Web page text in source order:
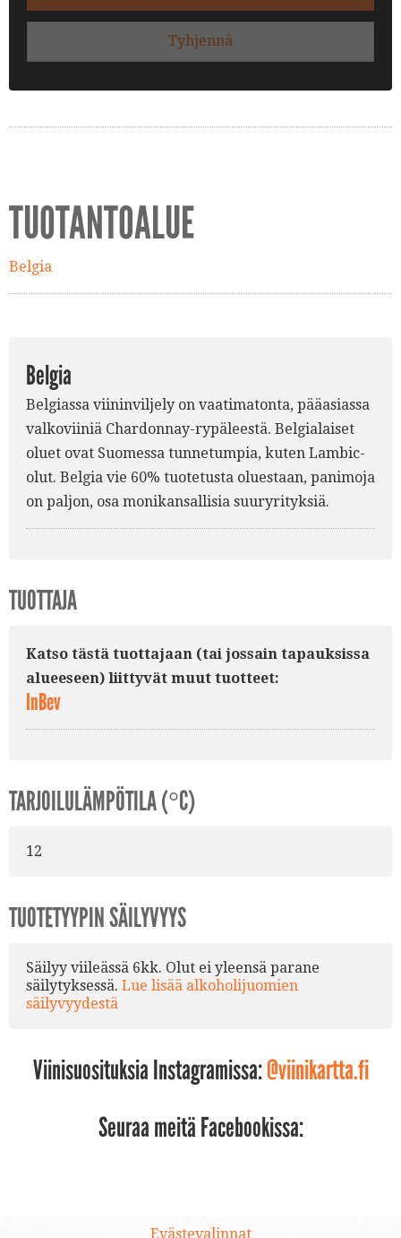
Tyhjennä
TUOTANTOALUE
Belgia
Belgia
Belgiassa viininviljely on vaatimatonta, pääasiassa
valkoviiniä Chardonnay-rypäleestä. Belgialaiset
oluet ovat Suomessa tunnetumpia, kuten Lambic-
olut. Belgia vie 60% tuotetusta oluestaan, panimoja
on paljon, osa monikansallisia suuryrityksiä.
TUOTTAJA
Katso tästä tuottajaan (tai jossain tapauksissa
alueeseen) liittyvät muut tuotteet:
InBev
TARJOILULÄMPÖTILA (°C)
12
TUOTETYYPIN SÄILYVYYS
Säilyy viileässä 6kk. Olut ei yleensä parane
säilytyksessä. Lue lisää alkoholijuomien
säilyvyydestä
Viinisuosituksia Instagramissa:@viinikartta.fi
Seuraa meitä Facebookissa:
Evästevalinnat